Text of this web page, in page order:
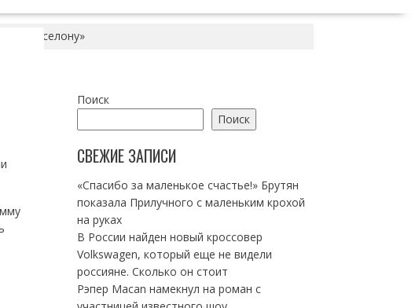
в «Барселону»
Поиск
Поиск
СВЕЖИЕ ЗАПИСИ
«Спасибо за маленькое счастье!» Брутян
показала Прилучного с маленьким крохой
на руках
В России найден новый кроссовер
Volkswagen, который еще не видели
россияне. Сколько он стоит
Рэпер Macan намекнул на роман с